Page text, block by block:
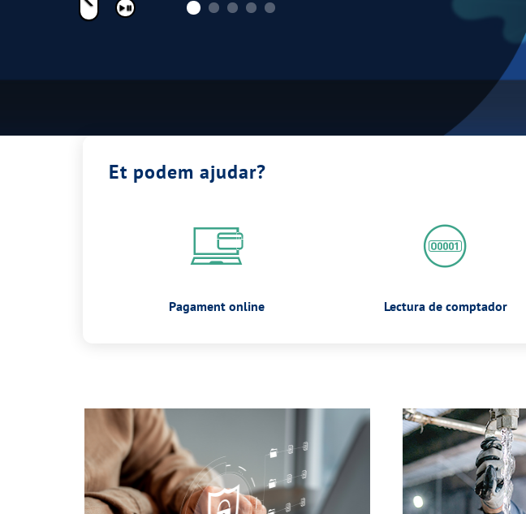
Pausar
Et podem ajudar?
Pagament online Lectura de comptador